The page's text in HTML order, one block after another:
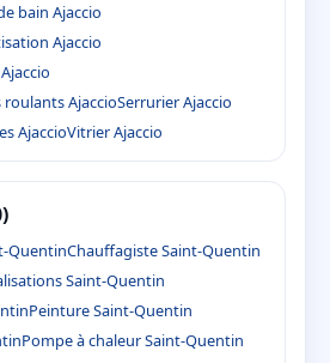
bain Ajaccio
Ajaccio
AjaccioSerrurier Ajaccio
AjaccioVitrier Ajaccio
QuentinChauffagiste Saint-Quentin
Saint-Quentin
Peinture Saint-Quentin
Pompe à chaleur Saint-Quentin